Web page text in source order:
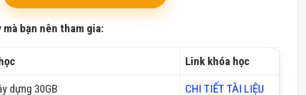
mà bạn nên tham gia:
Link khóa học
dựng 30GB CHI TIẾT TÀI LIỆU